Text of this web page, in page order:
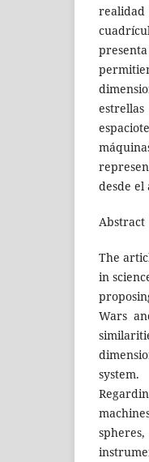
desde el
Abstract
The
in
Wars
system.